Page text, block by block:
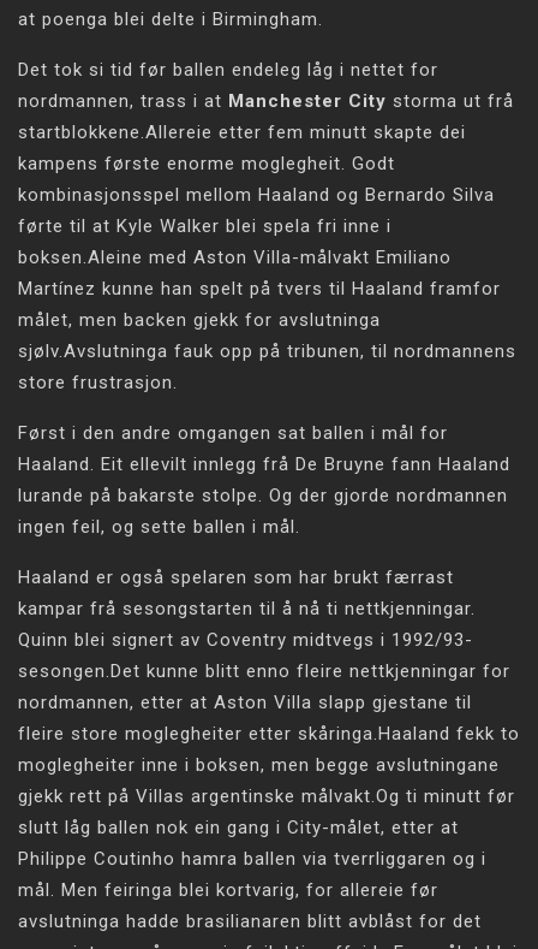
at poenga blei delte i Birmingham.
Det tok si tid før ballen endeleg låg i nettet for
nordmannen, trass i at Manchester City storma ut frå
startblokkene.Allereie etter fem minutt skapte dei
kampens første enorme moglegheit. Godt
kombinasjonsspel mellom Haaland og Bernardo Silva
førte til at Kyle Walker blei spela fri inne i
boksen.Aleine med Aston Villa-målvakt Emiliano
Martínez kunne han spelt på tvers til Haaland framfor
målet, men backen gjekk for avslutninga
sjølv.Avslutninga fauk opp på tribunen, til nordmannens
store frustrasjon.
Først i den andre omgangen sat ballen i mål for
Haaland. Eit ellevilt innlegg frå De Bruyne fann Haaland
lurande på bakarste stolpe. Og der gjorde nordmannen
ingen feil, og sette ballen i mål.
Haaland er også spelaren som har brukt færrast
kampar frå sesongstarten til å nå ti nettkjenningar.
Quinn blei signert av Coventry midtvegs i 1992/93-
sesongen.Det kunne blitt enno fleire nettkjenningar for
nordmannen, etter at Aston Villa slapp gjestane til
fleire store moglegheiter etter skåringa.Haaland fekk to
moglegheiter inne i boksen, men begge avslutningane
gjekk rett på Villas argentinske målvakt.Og ti minutt før
slutt låg ballen nok ein gang i City-målet, etter at
Philippe Coutinho hamra ballen via tverrliggaren og i
mål. Men feiringa blei kortvarig, for allereie før
avslutninga hadde brasilianaren blitt avblåst for det